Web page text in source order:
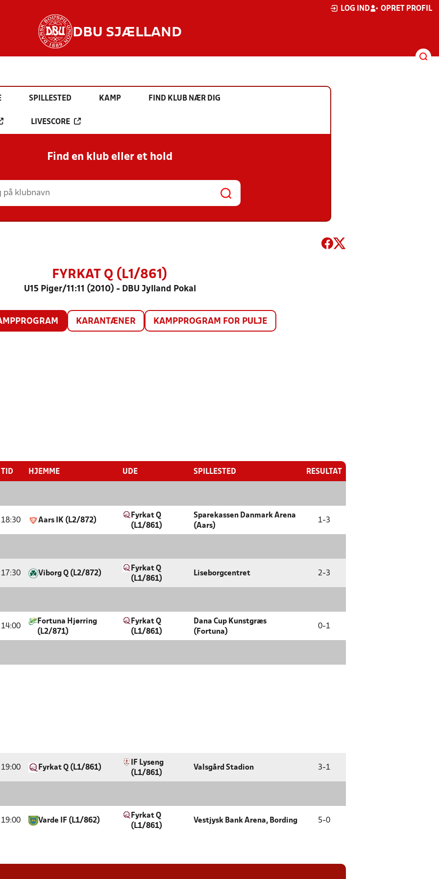
LOG IND OPRET PROFIL
DBU SJÆLLAND
SPILLESTED KAMP FIND KLUB NÆR DIG
LIVESCORE
Find en klub eller et hold
FYRKAT Q (L1/861)
U15 Piger/11:11 (2010) - DBU Jylland Pokal
KARANTÆNER KAMPPROGRAM FOR PULJE
TID HJEMME UDE SPILLESTED RESULTAT
18:30 Aars IK (L2/872)
Fyrkat Q
(L1/861)
Sparekassen Danmark Arena
(Aars)
1-3
17:30 Viborg Q (L2/872)
Fyrkat Q
(L1/861)
Liseborgcentret 2-3
14:00
Fortuna Hjørring
(L2/871)
Fyrkat Q
(L1/861)
Dana Cup Kunstgræs
(Fortuna)
0-1
19:00 Fyrkat Q (L1/861)
IF Lyseng
(L1/861)
Valsgård Stadion 3-1
19:00 Varde IF (L1/862)
Fyrkat Q
(L1/861)
Vestjysk Bank Arena, Bording 5-0